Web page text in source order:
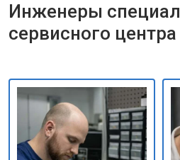
Инженеры
сервисного